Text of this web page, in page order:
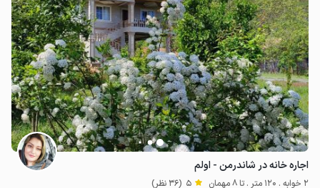
اجاره خانه در شاندرمن - اولم
2 خوابه . 120 متر . تا 8 مهمان 5 (36 نظر)